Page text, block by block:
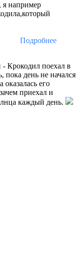
я например
Подробнее
- Крокодил поехал в
пока день не начался
его
приехал и
каждый день.